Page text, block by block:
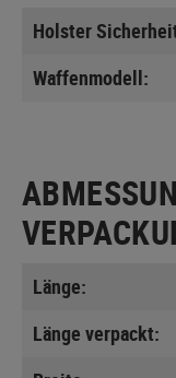
Holster
Waffenmodell:
Länge:
Länge verpackt: